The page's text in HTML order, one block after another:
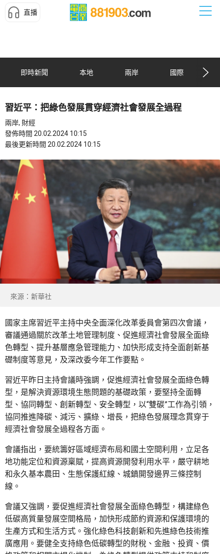
直播
即時新聞 本地 兩岸 國際
習近平：把綠色發展貫穿經濟社會發展全過程
兩岸, 財經
發佈時間 20.02.2024 10:15
最後更新時間 20.02.2024 10:15
來源：新華社
國家主席習近平主持中央全面深化改革委員會第四次會議，
審議通過關於改革土地管理制度、促進經濟社會發展全面綠
色轉型、提升基層應急管理能力、加快形成支持全面創新基
礎制度等意見，及深改委今年工作要點。
習近平昨日主持會議時強調，促進經濟社會發展全面綠色轉
型，是解決資源環境生態問題的基礎政策，要堅持全面轉
型、協同轉型、創新轉型、安全轉型，以“雙碳”工作為引領，
協同推進降碳、減污、擴綠、增長，把綠色發展理念貫穿于
經濟社會發展全過程各方面。
會議指出，要統籌好區域經濟布局和國土空間利用，立足各
地功能定位和資源稟賦，提高資源開發利用水平，嚴守耕地
和永久基本農田、生態保護紅線、城鎮開發邊界三條控制
線。
會議又強調，要促進經濟社會發展全面綠色轉型，構建綠色
低碳高質量發展空間格局，加快形成節約資源和保護環境的
生產方式和生活方式。強化綠色科技創新和先進綠色技術推
廣應用。要健全支持綠色低碳轉型的財稅、金融、投資、價